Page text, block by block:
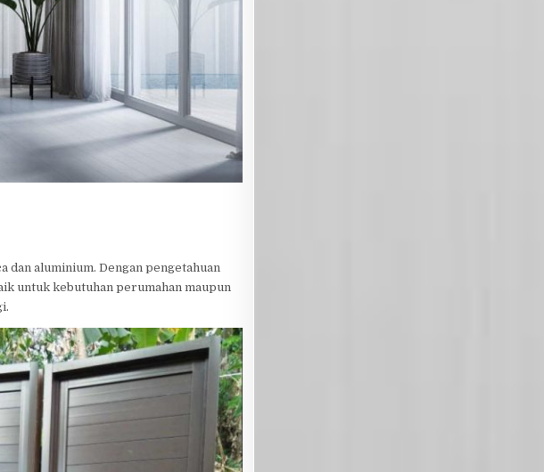
dan aluminium. Dengan pengetahuan
untuk kebutuhan perumahan maupun